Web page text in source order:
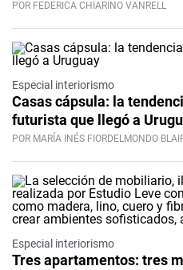
POR FEDERICA CHIARINO VANRELL
Especial interiorismo
Casas cápsula: la
futurista que llegó a
POR MARÍA INÉS FIORDELMONDO
Especial interiorismo
Tres apartamentos: tres